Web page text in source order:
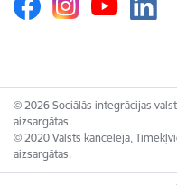
© 2026 Sociālās integrācijas
aizsargātas.
© 2020 Valsts kanceleja,
aizsargātas.